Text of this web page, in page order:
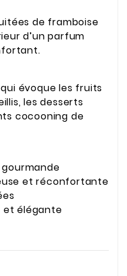
de framboise
d’un parfum
évoque les fruits
les desserts
cocooning de
et réconfortante
et élégante